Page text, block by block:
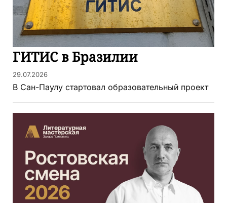
ГИТИС в Бразилии
29.07.2026
В Сан-Паулу стартовал образовательный проект